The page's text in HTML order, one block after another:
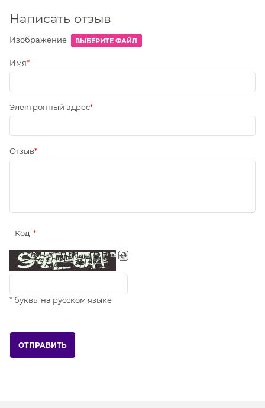
Написать отзыв
Изображение ВЫБЕРИТЕ ФАЙЛ
Имя
Электронный адрес
Отзыв
Код
* буквы на русском языке